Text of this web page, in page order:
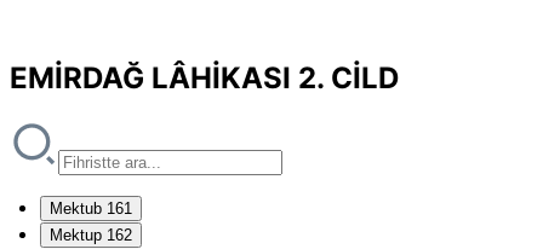
EMİRDAĞ LÂHİKASI 2. CİLD
Mektub 161
Mektup 162